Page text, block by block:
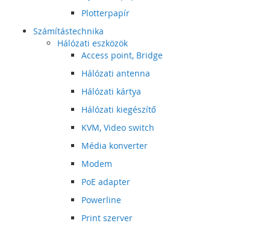
Plotterpapír
Számítástechnika
Hálózati eszközök
Access point, Bridge
Hálózati antenna
Hálózati kártya
Hálózati kiegészítő
KVM, Video switch
Média konverter
Modem
PoE adapter
Powerline
Print szerver